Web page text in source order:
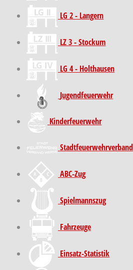
LG 2 - Langern
LZ 3 - Stockum
LG 4 - Holthausen
Jugendfeuerwehr
Kinder­feuer­wehr
Stadt­feuer­wehr­verband
ABC-Zug
Spielmannszug
Fahrzeuge
Einsatz-Statistik